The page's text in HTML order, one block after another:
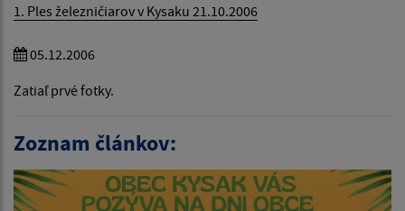
1. Ples železničiarov v Kysaku 21.10.2006
05.12.2006
Zatiaľ prvé fotky.
Zoznam článkov: